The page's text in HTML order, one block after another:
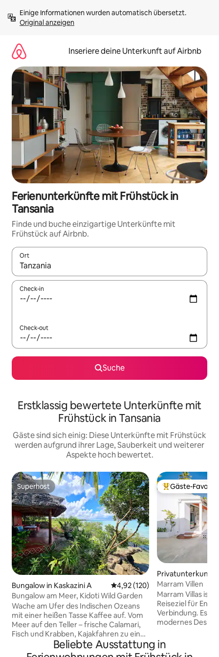
Inhalten
springenOriginal anzeigen
Inseriere deine Unterkunft auf Airbnb
Ferienunterkünfte mit Frühstück in
Tansania
Finde und buche einzigartige Unterkünfte mit
Frühstück auf Airbnb.
Ort
Wenn Ergebnisse verfügbar sind, navigiere mit den
Check-in
Check-out
Suche
Erstklassig bewertete Unterkünfte mit
Frühstück in Tansania
Gäste sind sich einig: Diese Unterkünfte mit Frühstück
werden aufgrund ihrer Lage, Sauberkeit und weiterer
Aspekte hoch bewertet.
Superhost
Superhost
Bungalow in Kaskazini A Durchschnittliche Bewertung:
4,92 (120)
Bungalow am Meer, Kidoti Wild Garden
Wache am Ufer des Indischen Ozeans
mit einer heißen Tasse Kaffee auf. Vom
Meer auf den Teller – frische Calamari,
Fisch und Krabben, Kajakfahren zu einer
Insel, Sonnenuntergänge,
Mondaufgänge und Lagerfeuerabende
Beliebter Gäste-
Gäste-Favorit
Privatunterkunft
Marram Villen
Marram Villas ist
Reiseziel für
Verbindung. Es
modernes
und bietet einen
Architektur und
Beliebte Ausstattung in